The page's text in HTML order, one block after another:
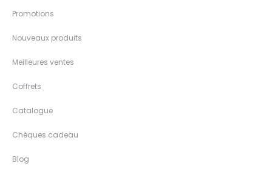
Promotions
Nouveaux produits
Meilleures ventes
Coffrets
Catalogue
Chèques cadeau
Blog